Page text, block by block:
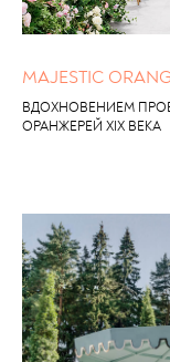
MAJESTIC
ВДОХНОВЕНИЕМ
ОРАНЖЕРЕЙ XIX ВЕКА